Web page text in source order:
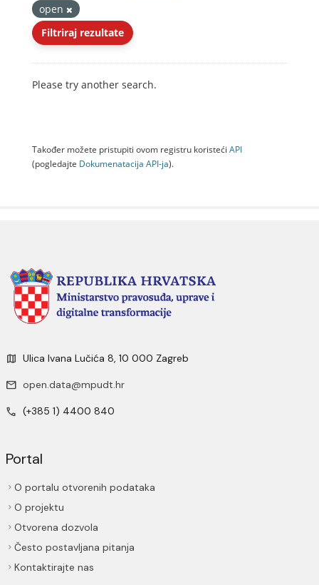
open
Filtriraj rezultate
Please try another search.
Također možete pristupiti ovom registru koristeći API
(pogledajte Dokumenаtаcijа API-jа).